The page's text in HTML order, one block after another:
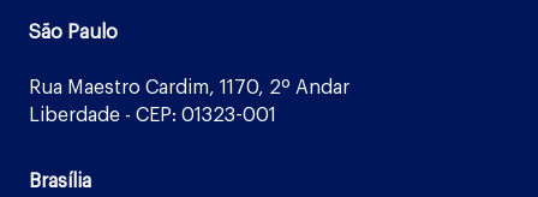
São Paulo
Rua Maestro Cardim, 1170, 2º Andar
Liberdade - CEP: 01323-001
Brasília